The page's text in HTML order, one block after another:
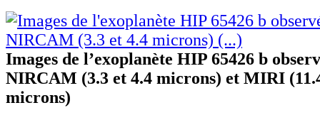
Images de l’exoplanète HIP 65426 b
NIRCAM (3.3 et 4.4 microns) et MIRI
microns)